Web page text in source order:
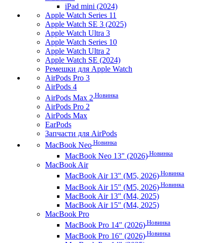
iPad mini (2024)
Apple Watch Series 11
Apple Watch SE 3 (2025)
Apple Watch Ultra 3
Apple Watch Series 10
Apple Watch Ultra 2
Apple Watch SE (2024)
Ремешки для Apple Watch
AirPods Pro 3
AirPods 4
AirPods Max 2 Новинка
AirPods Pro 2
AirPods Max
EarPods
Запчасти для AirPods
MacBook Neo Новинка
MacBook Neo 13" (2026) Новинка
MacBook Air
MacBook Air 13" (M5, 2026) Новинка
MacBook Air 15" (M5, 2026) Новинка
MacBook Air 13" (M4, 2025)
MacBook Air 15" (M4, 2025)
MacBook Pro
MacBook Pro 14" (2026) Новинка
MacBook Pro 16" (2026) Новинка